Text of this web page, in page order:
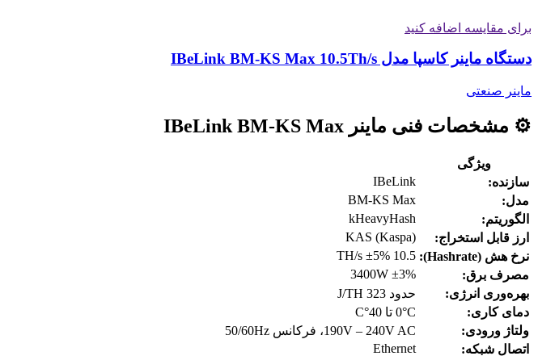
برای مقایسه اضافه کنید
دستگاه ماینر کاسپا مدل IBeLink BM-KS Max 10.5Th/s
ماینر صنعتی
⚙️ مشخصات فنی ماینر IBeLink BM-KS Max
ویژگی
سازنده:
IBeLink
مدل:
BM-KS Max
الگوریتم:
kHeavyHash
ارز قابل استخراج:
KAS (Kaspa)
نرخ هش (Hashrate):
10.5 TH/s ±5%
مصرف برق:
3400W ±3%
بهره‌وری انرژی:
حدود 323 J/TH
دمای کاری:
0°C تا 40°C
ولتاژ ورودی:
190V – 240V AC، فرکانس 50/60Hz
اتصال شبکه:
Ethernet